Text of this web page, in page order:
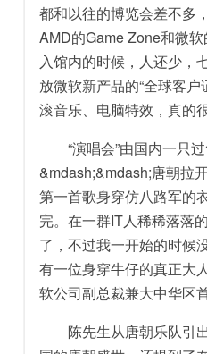
都和以往的博览会差不多
AMD的Game Zone和微
入馆内的时候，人还少，
放微软新产品的“全球客
滚音乐、电脑特效，真的
“演唱会”由国内一只过
&mdash;&mdash;唐朝拉
第一首歌身穿仿八路军的
完。在一群IT人稀稀落落
了，不过我一开始的时候
有一位身穿牛仔的真正大
软公司副总裁兼大中华区
陈先生从唐朝乐队引